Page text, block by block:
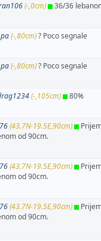
(-,0cm) 36/36
(-,80cm)? Poco segnale
(-,80cm)? Poco segnale
(-,105cm) 80%
(43.7N-19.5E,90cm)
od 90cm.
(43.7N-19.5E,90cm)
od 90cm.
(43.7N-19.5E,90cm)
od 90cm.